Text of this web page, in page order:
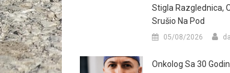
Stigla Razglednica,
Srušio Na Pod
05/08/2026
Onkolog Sa 30